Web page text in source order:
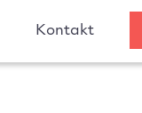
Kontakt